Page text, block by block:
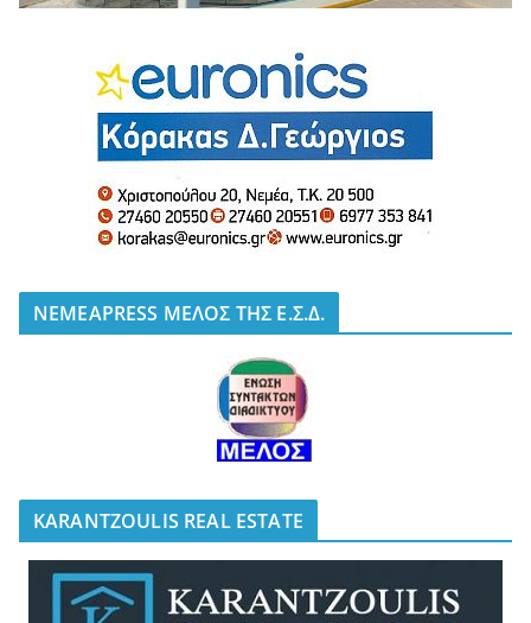
NEMEAPRESS ΜΕΛΟΣ ΤΗΣ Ε.Σ.Δ.
KARANTZOULIS REAL ESTATE